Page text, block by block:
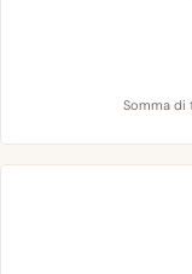
Somma di